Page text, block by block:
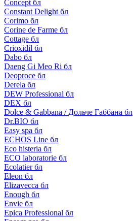
Concept бл
Constant Delight бл
Corimo бл
Corine de Farme бл
Cottage бл
Crioxidil бл
Dabo бл
Daeng Gi Meo Ri бл
Deoproce бл
Derela бл
DEW Professional бл
DEX бл
Dolce & Gabbana / Дольче Габбана бл
Dr.BIO бл
Easy spa бл
ECHOS Line бл
Eco histeria бл
ECO laboratorie бл
Ecolatier бл
Eleon бл
Elizavecca бл
Enough бл
Envie бл
Epica Professional бл